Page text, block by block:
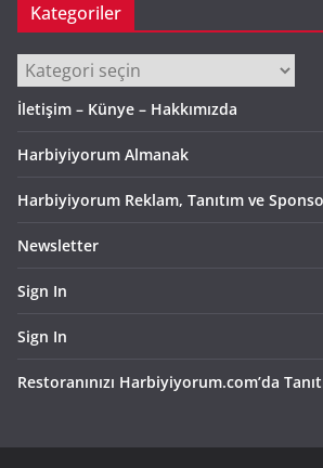
Kategoriler
Kategoriler
İletişim – Künye – Hakkımızda
Harbiyiyorum Almanak
Harbiyiyorum Reklam, Tanıtım ve
Newsletter
Sign In
Sign In
Restoranınızı Harbiyiyorum.com’da